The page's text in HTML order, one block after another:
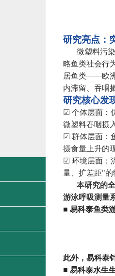
研究亮点：
微塑料污
略鱼类社会行
居鱼类——欧
内滞留、吞咽
研究核心发
☑ 个体层面：
微塑料吞咽摄
☑ 群体层面：
摄食量上升的
☑ 环境层面：
量、扩差距"的
本研究的
游泳呼吸测量
■ 易科泰鱼类
此外，易科泰
■ 易科泰水生